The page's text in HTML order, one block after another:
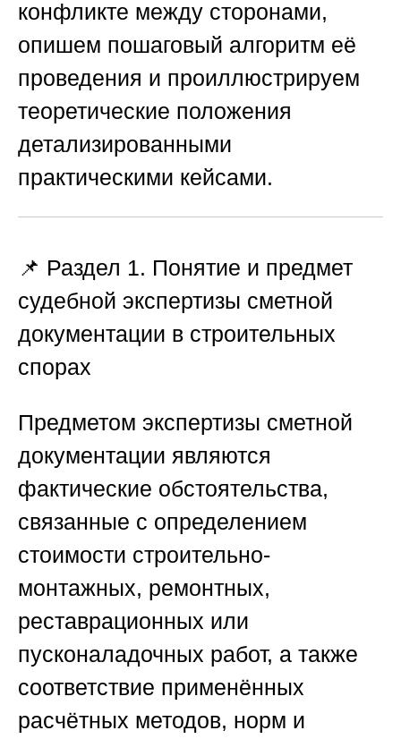
конфликте между сторонами,
опишем пошаговый алгоритм её
проведения и проиллюстрируем
теоретические положения
детализированными
практическими кейсами.
📌 Раздел 1. Понятие и предмет
судебной экспертизы сметной
документации в строительных
спорах
Предметом экспертизы сметной
документации являются
фактические обстоятельства,
связанные с определением
стоимости строительно-
монтажных, ремонтных,
реставрационных или
пусконаладочных работ, а также
соответствие применённых
расчётных методов, норм и